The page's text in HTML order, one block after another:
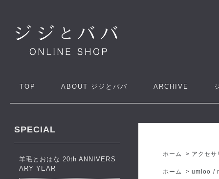
TOP ABOUT ジジとババ ARCHIVE
ホーム > アクセサ
ホーム >umloo /
SPECIAL
羊毛とおはな 20th ANNIVERS
ARY YEAR